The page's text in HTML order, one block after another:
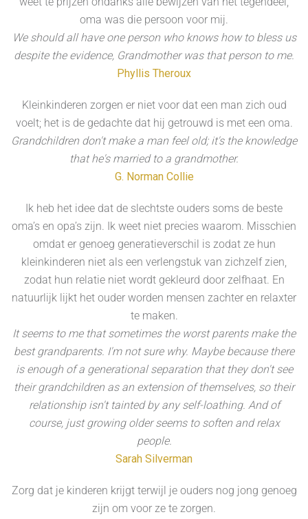
oma was die persoon voor mij.
We should all have one person who knows how to bless us
despite the evidence, Grandmother was that person to me.
Phyllis Theroux
Kleinkinderen zorgen er niet voor dat een man zich oud
voelt; het is de gedachte dat hij getrouwd is met een oma.
Grandchildren don't make a man feel old; it's the knowledge
that he's married to a grandmother.
G. Norman Collie
Ik heb het idee dat de slechtste ouders soms de beste
oma’s en opa’s zijn. Ik weet niet precies waarom. Misschien
omdat er genoeg generatieverschil is zodat ze hun
kleinkinderen niet als een verlengstuk van zichzelf zien,
zodat hun relatie niet wordt gekleurd door zelfhaat. En
natuurlijk lijkt het ouder worden mensen zachter en relaxter
te maken.
It seems to me that sometimes the worst parents make the
best grandparents. I'm not sure why. Maybe because there
is enough of a generational separation that they don't see
their grandchildren as an extension of themselves, so their
relationship isn't tainted by any self-loathing. And of
course, just growing older seems to soften and relax
people.
Sarah Silverman
Zorg dat je kinderen krijgt terwijl je ouders nog jong genoeg
zijn om voor ze te zorgen.